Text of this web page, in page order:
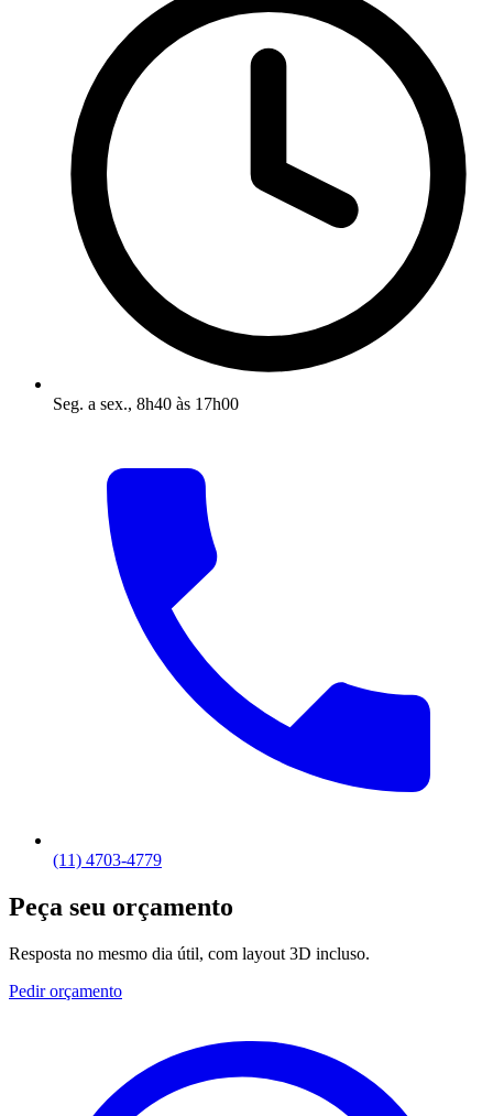
Seg. a sex., 8h40 às 17h00
(11) 4703-4779
Peça seu orçamento
Resposta no mesmo dia útil, com layout 3D incluso.
Pedir orçamento